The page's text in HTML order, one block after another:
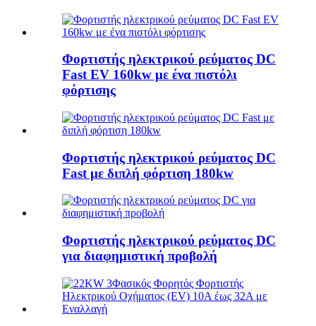
Φορτιστής ηλεκτρικού ρεύματος DC
Fast EV 160kw με ένα πιστόλι
φόρτισης
Φορτιστής ηλεκτρικού ρεύματος DC
Fast με διπλή φόρτιση 180kw
Φορτιστής ηλεκτρικού ρεύματος DC
για διαφημιστική προβολή